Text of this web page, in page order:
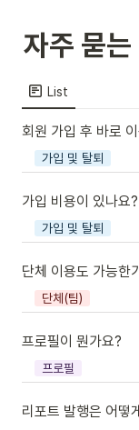
자주 묻는
List
회원 가입 후 바로
가입 및 탈퇴
가입 비용이 있나요?
가입 및 탈퇴
단체 이용도 가능한
단체(팀)
프로필이 뭔가요?
프로필
리포트 발행은 어떻